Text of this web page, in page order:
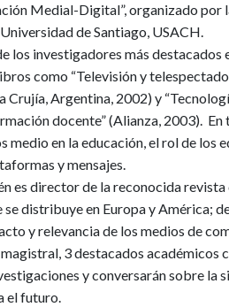
Medial-Digital”, organizado por
de Santiago, USACH.
los investigadores más
como “Televisión y
Crujía, Argentina, 2002) y
docente” (Alianza, 2003).
medio en la educación, el rol de los
y mensajes.
es director de la reconocida
se distribuye en Europa y América;
y relevancia de los medios de
3 destacados académicos
y conversarán sobre la
el futuro.